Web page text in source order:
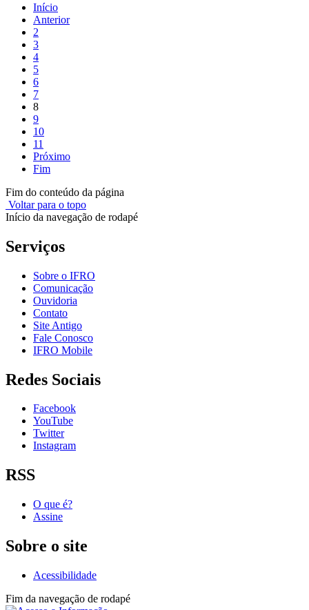
Início
Anterior
2
3
4
5
6
7
8
9
10
11
Próximo
Fim
Fim do conteúdo da página
Voltar para o topo
Início da navegação de rodapé
Serviços
Sobre o IFRO
Comunicação
Ouvidoria
Contato
Site Antigo
Fale Conosco
IFRO Mobile
Redes Sociais
Facebook
YouTube
Twitter
Instagram
RSS
O que é?
Assine
Sobre o site
Acessibilidade
Fim da navegação de rodapé